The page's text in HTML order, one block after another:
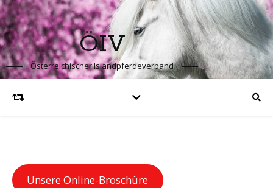
ÖIV
Österreichischer Islandpferdeverband
Unsere Online-Broschüre